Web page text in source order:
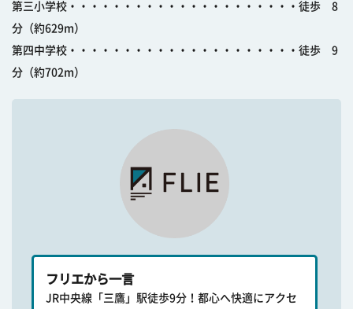
第三小学校・・・・・・・・・・・・・・・・・・・・・徒歩 8
分（約629m）
第四中学校・・・・・・・・・・・・・・・・・・・・・徒歩 9
分（約702m）
フリエから一言
JR中央線「三鷹」駅徒歩9分！都心へ快適にアクセ